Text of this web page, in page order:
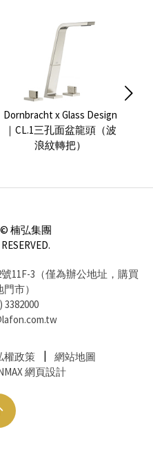
Dornbracht x Glass Design
｜CL.1三孔面盆龍頭（波
浪紋轉把）
© 楠弘集團
11F-3（僅為辦公地址，購買
市）
3382000
權政策
網站地圖
網頁設計